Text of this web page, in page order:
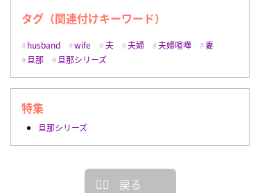
タグ（関連付けキーワード）
husband wife 夫 夫婦 夫婦喧嘩
妻
旦那
旦那シリーズ
特集
旦那シリーズ
戻る